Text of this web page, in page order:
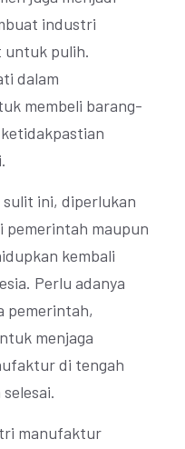
industri
untuk pulih.
dalam
membeli barang-
sulit ini, diperlukan
pemerintah maupun
kembali
Perlu adanya
pemerintah,
menjaga
di tengah
manufaktur